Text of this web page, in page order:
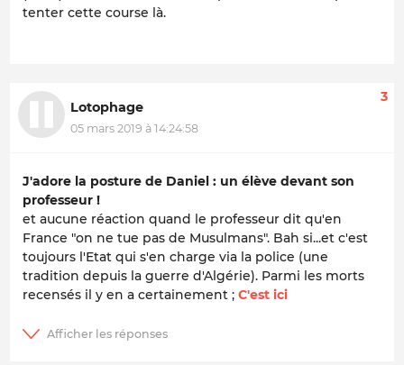
tenter cette course là.
Lotophage
05 mars 2019 à 14:24:58
3
J'adore la posture de Daniel : un élève devant son
professeur !
et aucune réaction quand le professeur dit qu'en
France "on ne tue pas de Musulmans". Bah si...et c'est
toujours l'Etat qui s'en charge via la police (une
tradition depuis la guerre d'Algérie). Parmi les morts
recensés il y en a certainement ; C'est ici